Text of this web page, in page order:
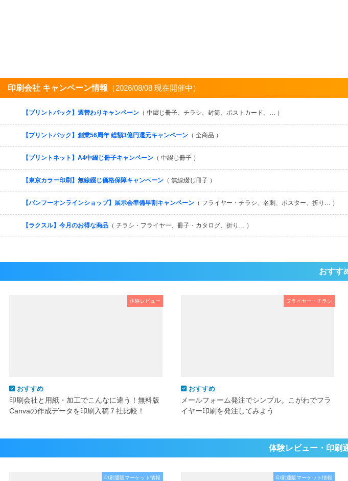
印刷会社 キャンペーン情報 （2026/08/08 現在開催中）
【プリントパック】週替わりキャンペーン （ 中綴じ冊子、チラシ、封筒、ポストカード、… ）
【プリントパック】創業56周年 総額3億円還元キャンペーン （ 全商品 ）
【プリントネット】A4中綴じ冊子キャンペーン （ 中綴じ冊子 ）
【東京カラー印刷】無線綴じ価格保障キャンペーン （ 無線綴じ冊子 ）
【バンフーオンラインショップ】展示会準備早割キャンペーン （ フライヤー・チラシ、名刺、ポスター、折り… ）
【ラクスル】今月のお得な商品 （ チラシ・フライヤー、冊子・カタログ、折り… ）
おすす
体験レビュー
おすすめ
印刷会社と用紙・加工でこんなに違う！無料版
Canvaの作成データを印刷入稿７社比較！
フライヤー・チラシ
おすすめ
メールフォーム発注でシンプル。こがわでフラ
イヤー印刷を発注してみよう
体験レビュー・印刷
印刷通販マーケット情報 印刷通販マーケット情報